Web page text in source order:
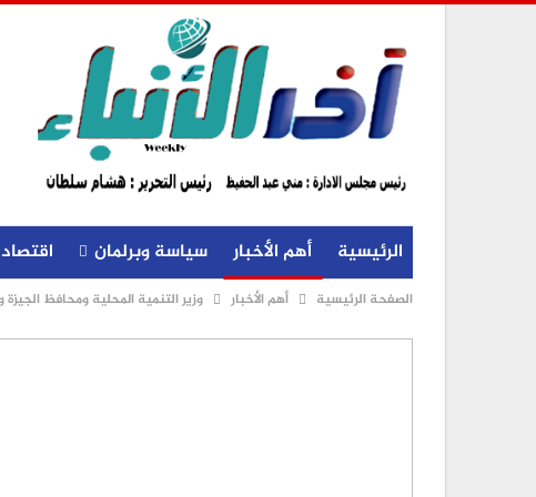
الرئيسية أهم الأخبار سياسة وبرلمان
الصفحة الرئيسية أهم الأخبار وزير التنمية المحلية ومحافظ